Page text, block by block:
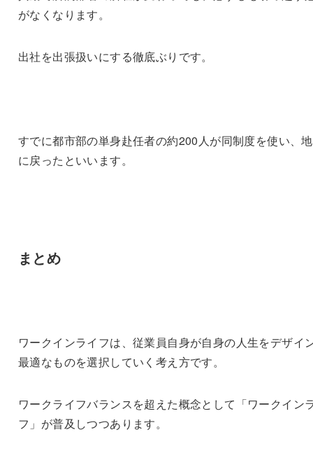
がなくなります。
出社を出張扱いにする徹底ぶりです。
すでに都市部の単身赴任者の約200人が同制度を使い、
に戻ったといいます。
まとめ
ワークインライフは、従業員自身が自身の人生をデザイ
最適なものを選択していく考え方です。
ワークライフバランスを超えた概念として「ワークイン
フ」が普及しつつあります。